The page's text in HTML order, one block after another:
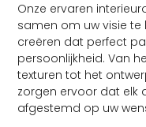
Onze ervaren
samen om uw visie te
creëren dat perfect
persoonlijkheid. Van
texturen tot het
zorgen ervoor dat elk
afgestemd op uw